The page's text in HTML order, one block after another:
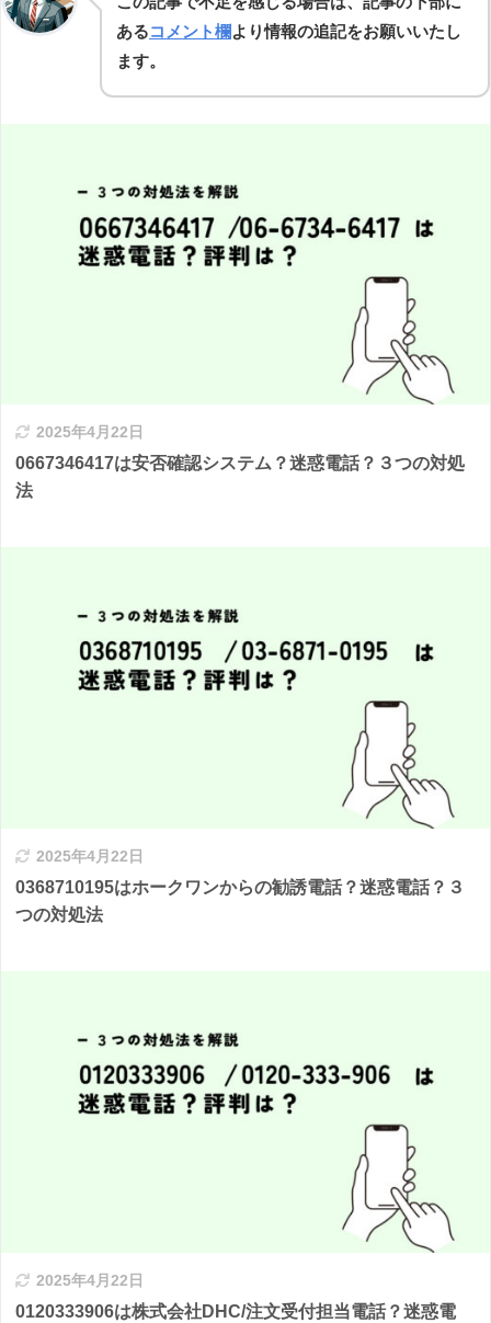
あるコメント欄より情報の追記をお願いいたし
ます。
2025年4月22日
0667346417は安否確認システム？迷惑電話？３つの対処
法
2025年4月22日
0368710195はホークワンからの勧誘電話？迷惑電話？３
つの対処法
2025年4月22日
0120333906は株式会社DHC/注文受付担当電話？迷惑電